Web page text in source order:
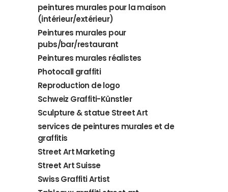
peintures murales pour la maison
(intérieur/extérieur)
Peintures murales pour
pubs/bar/restaurant
Peintures murales réalistes
Photocall graffiti
Reproduction de logo
Schweiz Graffiti-Künstler
Sculpture & statue Street Art
services de peintures murales et de
graffitis
Street Art Marketing
Street Art Suisse
Swiss Graffiti Artist